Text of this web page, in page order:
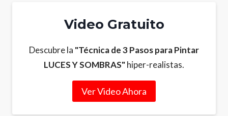
Video Gratuito
Descubre la "Técnica de 3 Pasos para Pintar
LUCES Y SOMBRAS"hiper-realistas.
Ver Video Ahora